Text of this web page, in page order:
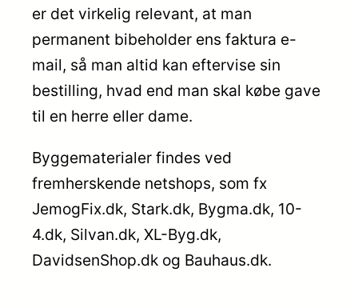
er det virkelig relevant, at man
permanent bibeholder ens faktura e-
mail, så man altid kan eftervise sin
bestilling, hvad end man skal købe gave
til en herre eller dame.
Byggematerialer findes ved
fremherskende netshops, som fx
JemogFix.dk, Stark.dk, Bygma.dk, 10-
4.dk, Silvan.dk, XL-Byg.dk,
DavidsenShop.dk og Bauhaus.dk.